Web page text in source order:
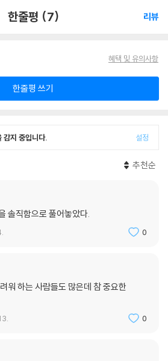
한줄평 (7) 리뷰
혜택 및 유의사항
한줄평 쓰기
감지 중입니다. 설정
추천순
솔직함으로 풀어놓았다.
0
워 하는 사람들도 많은데 참 중요한
0